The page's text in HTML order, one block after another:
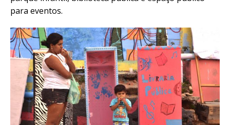
para eventos.